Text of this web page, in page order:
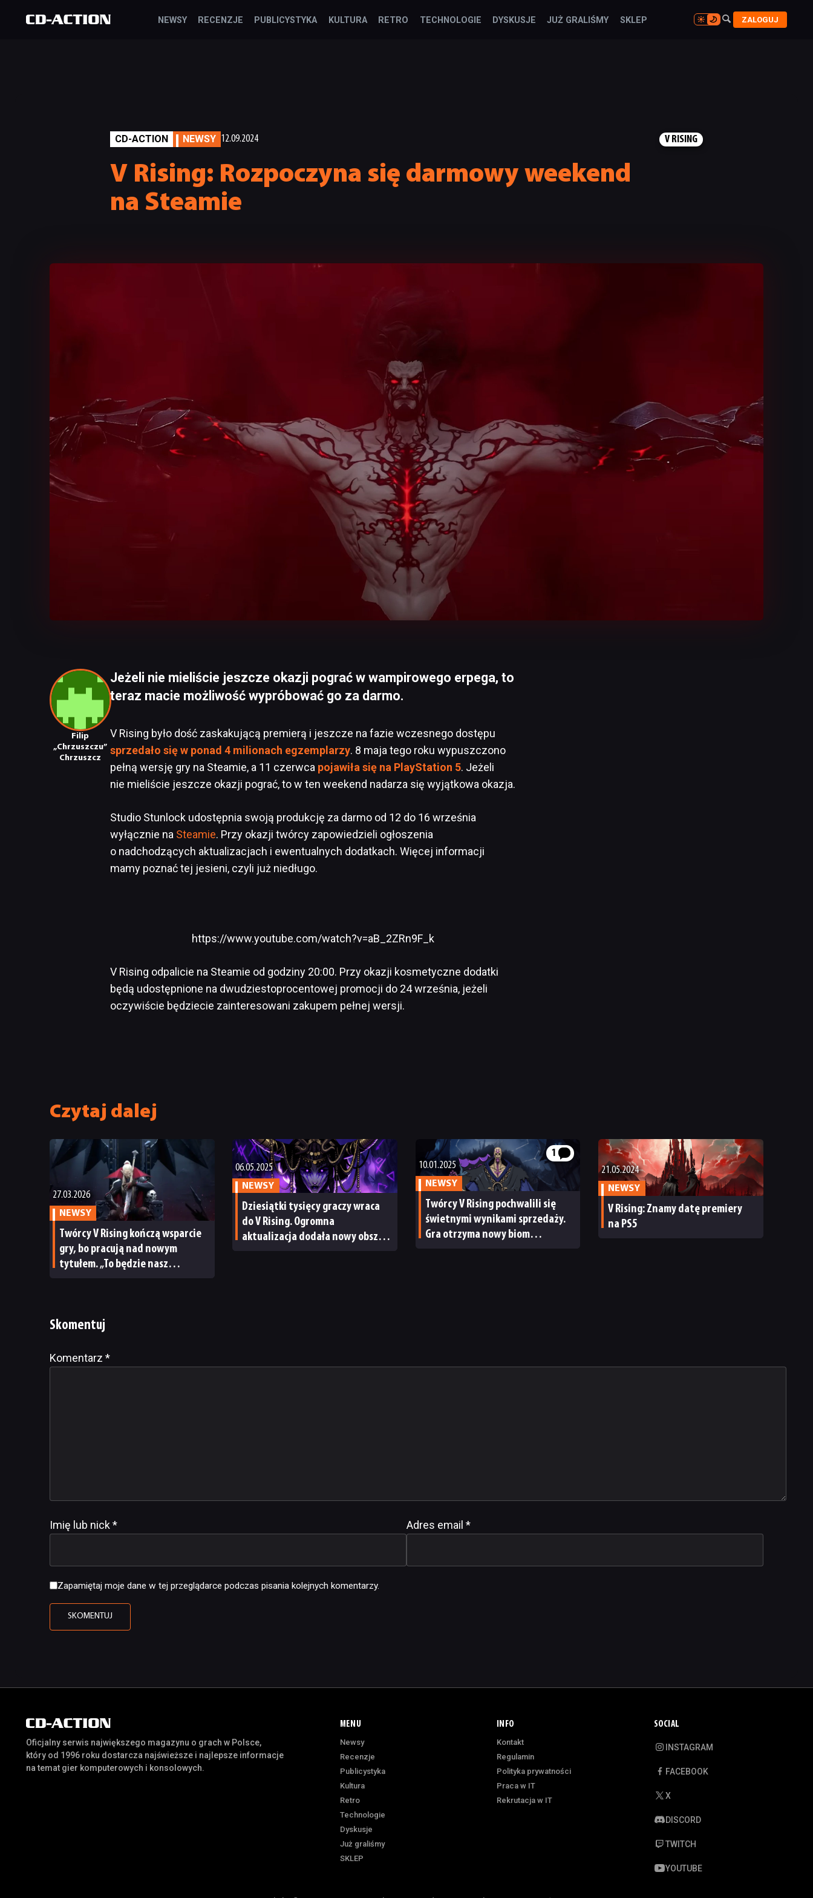
NEWSY RECENZJE PUBLICYSTYKA KULTURA RETRO TECHNOLOGIE DYSKUSJE JUŻ GRALIŚMY SKLEP 
 ZALOGUJ
CD-ACTION NEWSY 12.09.2024 V RISING
V Rising: Rozpoczyna się darmowy weekend
na Steamie
Filip
„Chrzuszczu”
Chrzuszcz
Jeżeli nie mieliście jeszcze okazji pograć w wampirowego erpega, to
teraz macie możliwość wypróbować go za darmo.
V Rising było dość zaskakującą premierą i jeszcze na fazie wczesnego dostępu
sprzedało się w ponad 4 milionach egzemplarzy. 8 maja tego roku wypuszczono
pełną wersję gry na Steamie, a 11 czerwca pojawiła się na PlayStation 5. Jeżeli
nie mieliście jeszcze okazji pograć, to w ten weekend nadarza się wyjątkowa okazja.
Studio Stunlock udostępnia swoją produkcję za darmo od 12 do 16 września
wyłącznie na Steamie. Przy okazji twórcy zapowiedzieli ogłoszenia
o nadchodzących aktualizacjach i ewentualnych dodatkach. Więcej informacji
mamy poznać tej jesieni, czyli już niedługo.
https://www.youtube.com/watch?v=aB_2ZRn9F_k
V Rising odpalicie na Steamie od godziny 20:00. Przy okazji kosmetyczne dodatki
będą udostępnione na dwudziestoprocentowej promocji do 24 września, jeżeli
oczywiście będziecie zainteresowani zakupem pełnej wersji.
Czytaj dalej
27.03.2026
NEWSY
Twórcy V Rising kończą wsparcie
gry, bo pracują nad nowym
tytułem. „To będzie nasz
06.05.2025
NEWSY
Dziesiątki tysięcy graczy wraca
do V Rising. Ogromna
aktualizacja dodała nowy obszar,
1
10.01.2025
NEWSY
Twórcy V Rising pochwalili się
świetnymi wynikami sprzedaży.
Gra otrzyma nowy biom
21.05.2024
NEWSY
V Rising: Znamy datę premiery
na PS5
Skomentuj
Komentarz *
Imię lub nick* Adres email *
Zapamiętaj moje dane w tej przeglądarce podczas pisania kolejnych komentarzy.
Alternative:
Oficjalny serwis największego magazynu o grach w Polsce,
który od 1996 roku dostarcza najświeższe i najlepsze informacje
na temat gier komputerowych i konsolowych.
MENU
Newsy
Recenzje
Publicystyka
Kultura
Retro
Technologie
Dyskusje
Już graliśmy
SKLEP
INFO
Kontakt
Regulamin
Polityka prywatności
Praca w IT
Rekrutacja w IT
SOCIAL
INSTAGRAM
FACEBOOK
X
DISCORD
TWITCH
YOUTUBE